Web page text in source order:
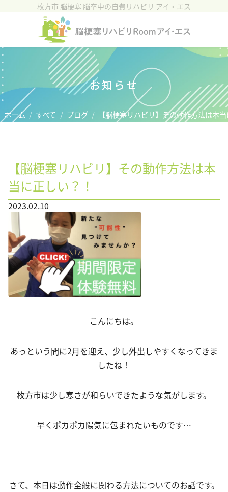
ホーム
施設紹介
リハビリについて
脳血管疾患(脳卒中)
ご利用者様の声
アクセス
お問い合わせ
枚方市 脳梗塞 脳卒中の自費リハビリ アイ・エス
お知らせ
ホーム すべて ブログ 【脳梗塞リハビリ】その動作方法は本
【脳梗塞リハビリ】その動作方法は本
当に正しい？！
2023.02.10
こんにちは。
あっという間に2月を迎え、少し外出しやすくなってきま
したね！
枚方市は少し寒さが和らいできたような気がします。
早くポカポカ陽気に包まれたいものです…
さて、本日は動作全般に関わる方法についてのお話です。